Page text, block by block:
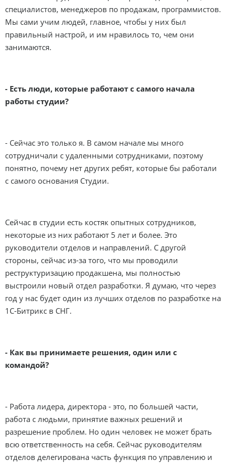
специалистов, менеджеров по продажам, программистов.
Мы сами учим людей, главное, чтобы у них был
правильный настрой, и им нравилось то, чем они
занимаются.
- Есть люди, которые работают с самого начала
работы студии?
- Сейчас это только я. В самом начале мы много
сотрудничали с удаленными сотрудниками, поэтому
понятно, почему нет других ребят, которые бы работали
с самого основания Студии.
Сейчас в студии есть костяк опытных сотрудников,
некоторые из них работают 5 лет и более. Это
руководители отделов и направлений. С другой
стороны, сейчас из-за того, что мы проводили
реструктуризацию продакшена, мы полностью
выстроили новый отдел разработки. Я думаю, что через
год у нас будет один из лучших отделов по разработке на
1С-Битрикс в СНГ.
- Как вы принимаете решения, один или с
командой?
- Работа лидера, директора - это, по большей части,
работа с людьми, принятие важных решений и
разрешение проблем. Но один человек не может брать
всю ответственность на себя. Сейчас руководителям
отделов делегирована часть функция по управлению и